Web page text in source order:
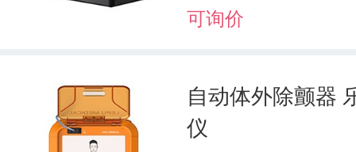
可询价
自动体外除颤器
仪